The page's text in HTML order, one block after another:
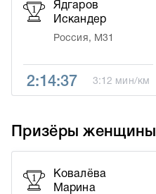
1
Ядгаров
Искандер
Россия, М31
2:14:37 3:12 мин/км
Призёры женщины
1
Ковалёва
Марина